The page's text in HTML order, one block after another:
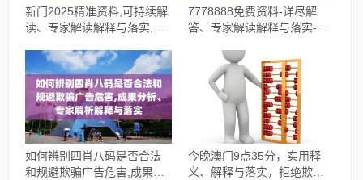
新门2025精准资料,可持续解
读、专家解读解释与落实,警
7778888免费资料-详尽解
答、专家解读解释与落实​-拒
如何辨别四肖八码是否合法
和规避欺骗广告危害,成果分
今晚澳门9点35分，实用释
义、解释与落实，拒绝欺骗